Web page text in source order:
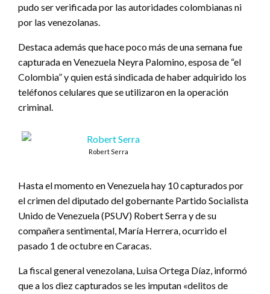
pudo ser verificada por las autoridades colombianas ni
por las venezolanas.
Destaca además que hace poco más de una semana fue
capturada en Venezuela Neyra Palomino, esposa de “el
Colombia” y quien está sindicada de haber adquirido los
teléfonos celulares que se utilizaron en la operación
criminal.
Robert Serra
Hasta el momento en Venezuela hay 10 capturados por
el crimen del diputado del gobernante Partido Socialista
Unido de Venezuela (PSUV) Robert Serra y de su
compañera sentimental, María Herrera, ocurrido el
pasado 1 de octubre en Caracas.
La fiscal general venezolana, Luisa Ortega Díaz, informó
que a los diez capturados se les imputan «delitos de